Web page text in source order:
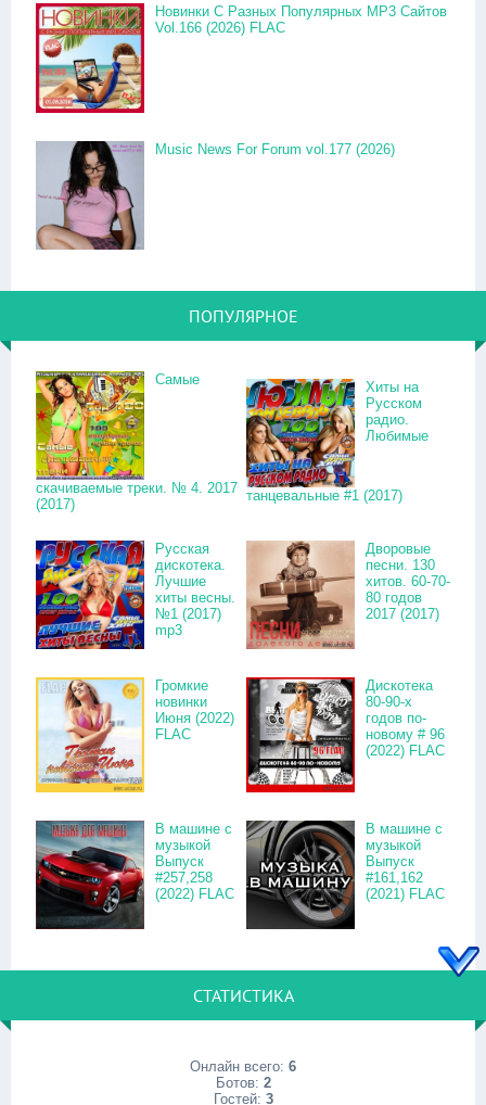
Новинки С Разных Популярных MP3 Сайтов
Vol.166 (2026) FLAC
Music News For Forum vol.177 (2026)
ПОПУЛЯРНОЕ
Самые
скачиваемые треки. № 4. 2017
(2017)
Хиты на
Русском
радио.
Любимые
танцевальные #1 (2017)
Русская
дискотека.
Лучшие
хиты весны.
№1 (2017)
mp3
Дворовые
песни. 130
хитов. 60-70-
80 годов
2017 (2017)
Громкие
новинки
Июня (2022)
FLAC
Дискотека
80-90-х
годов по-
новому # 96
(2022) FLAC
В машине с
музыкой
Выпуск
#257,258
(2022) FLAC
В машине с
музыкой
Выпуск
#161,162
(2021) FLAC
СТАТИСТИКА
Онлайн всего: 6
Ботов: 2
Гостей: 3